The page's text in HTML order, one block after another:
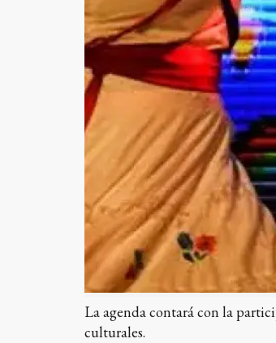
La agenda contará con la
culturales.